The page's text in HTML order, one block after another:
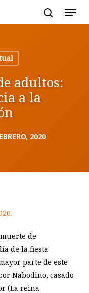
adultos:
a la
2020
de
de la fiesta
parte de este
Nabodino, casado
(La reina